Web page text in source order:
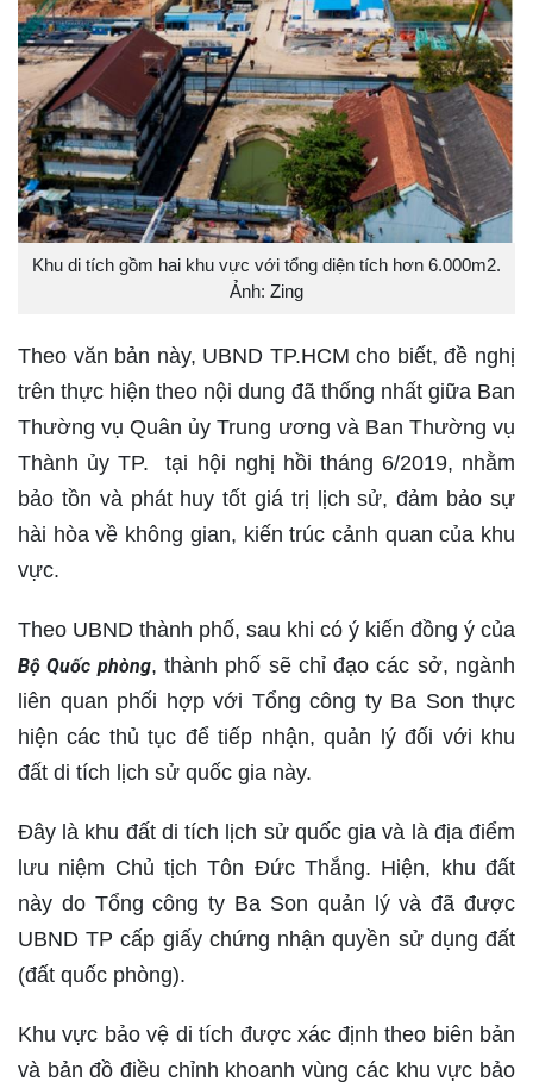
Khu di tích gồm hai khu vực với tổng diện tích hơn 6.000m2.
Ảnh: Zing
Theo văn bản này, UBND TP.HCM cho biết, đề nghị
trên thực hiện theo nội dung đã thống nhất giữa Ban
Thường vụ Quân ủy Trung ương và Ban Thường vụ
Thành ủy TP. tại hội nghị hồi tháng 6/2019, nhằm
bảo tồn và phát huy tốt giá trị lịch sử, đảm bảo sự
hài hòa về không gian, kiến trúc cảnh quan của khu
vực.
Theo UBND thành phố, sau khi có ý kiến đồng ý của
Bộ Quốc phòng, thành phố sẽ chỉ đạo các sở, ngành
liên quan phối hợp với Tổng công ty Ba Son thực
hiện các thủ tục để tiếp nhận, quản lý đối với khu
đất di tích lịch sử quốc gia này.
Đây là khu đất di tích lịch sử quốc gia và là địa điểm
lưu niệm Chủ tịch Tôn Đức Thắng. Hiện, khu đất
này do Tổng công ty Ba Son quản lý và đã được
UBND TP cấp giấy chứng nhận quyền sử dụng đất
(đất quốc phòng).
Khu vực bảo vệ di tích được xác định theo biên bản
và bản đồ điều chỉnh khoanh vùng các khu vực bảo